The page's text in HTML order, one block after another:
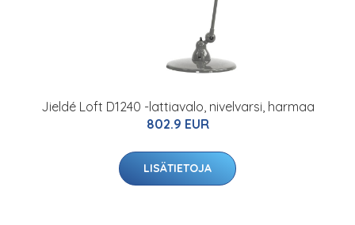
Jieldé Loft D1240 -lattiavalo, nivelvarsi, harmaa
802.9 EUR
LISÄTIETOJA